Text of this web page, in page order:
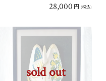
28,000 円 (税込)
sold out